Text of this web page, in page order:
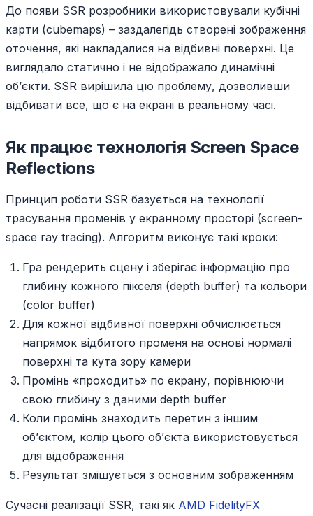
До появи SSR розробники використовували кубічні
карти (cubemaps) – заздалегідь створені зображення
оточення, які накладалися на відбивні поверхні. Це
виглядало статично і не відображало динамічні
об’єкти. SSR вирішила цю проблему, дозволивши
відбивати все, що є на екрані в реальному часі.
Як працює технологія Screen Space
Reflections
Принцип роботи SSR базується на технології
трасування променів у екранному просторі (screen-
space ray tracing). Алгоритм виконує такі кроки:
Гра рендерить сцену і зберігає інформацію про
глибину кожного пікселя (depth buffer) та кольори
(color buffer)
Для кожної відбивної поверхні обчислюється
напрямок відбитого променя на основі нормалі
поверхні та кута зору камери
Промінь «проходить» по екрану, порівнюючи
свою глибину з даними depth buffer
Коли промінь знаходить перетин з іншим
об’єктом, колір цього об’єкта використовується
для відображення
Результат змішується з основним зображенням
Сучасні реалізації SSR, такі як AMD FidelityFX